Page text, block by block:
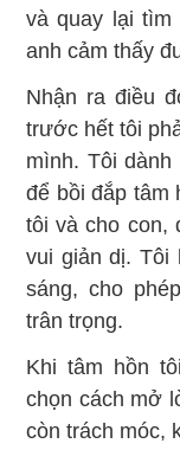
và quay lại
anh cảm thấy
Nhận ra điều
trước hết tôi
mình. Tôi
để bồi đắp tâm
tôi và cho con,
vui giản dị. Tôi
sáng, cho
trân trọng.
Khi tâm hồn
chọn cách mở
còn trách móc,